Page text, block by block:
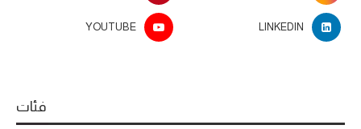
LINKEDIN
YOUTUBE
فئات